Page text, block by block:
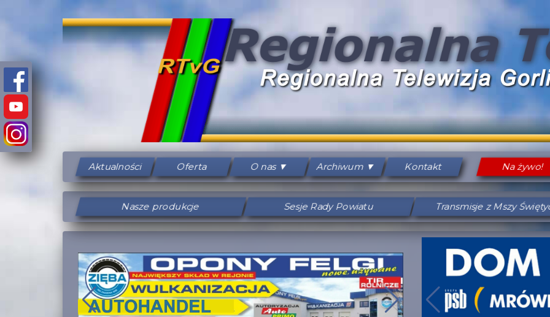
Aktualności Oferta O nas Archiwum Kontakt Na żywo!
Nasze produkcje Sesje Rady Powiatu Transmisje z Mszy